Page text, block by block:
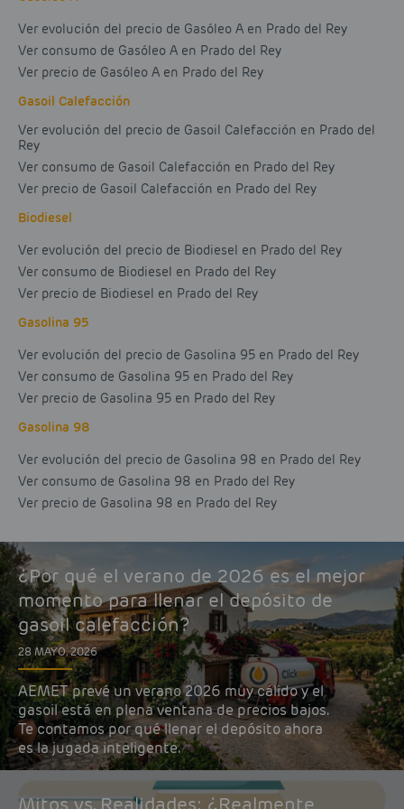
Ver evolución del precio de Gasóleo A en Prado del Rey
Ver consumo de Gasóleo A en Prado del Rey
Ver precio de Gasóleo A en Prado del Rey
Gasoil Calefacción
Ver evolución del precio de Gasoil Calefacción en Prado del
Rey
Ver consumo de Gasoil Calefacción en Prado del Rey
Ver precio de Gasoil Calefacción en Prado del Rey
Biodiesel
Ver evolución del precio de Biodiesel en Prado del Rey
Ver consumo de Biodiesel en Prado del Rey
Ver precio de Biodiesel en Prado del Rey
Gasolina 95
Ver evolución del precio de Gasolina 95 en Prado del Rey
Ver consumo de Gasolina 95 en Prado del Rey
Ver precio de Gasolina 95 en Prado del Rey
Gasolina 98
Ver evolución del precio de Gasolina 98 en Prado del Rey
Ver consumo de Gasolina 98 en Prado del Rey
Ver precio de Gasolina 98 en Prado del Rey
¿Por qué el verano de 2026 es el mejor
momento para llenar el depósito de
gasoil calefacción?
28 MAYO, 2026
AEMET prevé un verano 2026 muy cálido y el
gasoil está en plena ventana de precios bajos.
Te contamos por qué llenar el depósito ahora
es la jugada inteligente.
Mitos vs. Realidades: ¿Realmente